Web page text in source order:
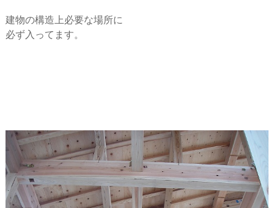
建物の構造上必要な場所に
必ず入ってます。